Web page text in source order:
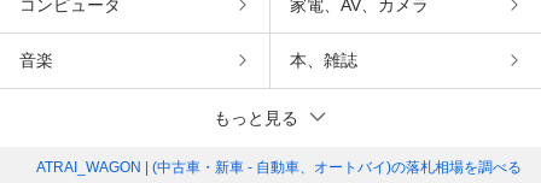
コンピュータ 家電、AV、カメラ
音楽 本、雑誌
もっと見る
ATRAI_WAGON | (中古車・新車 - 自動車、オートバイ)の落札相場を調べる